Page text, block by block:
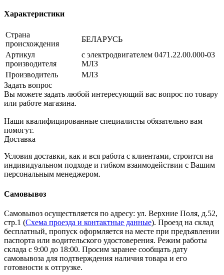
Характеристики
Страна
происхождения
БЕЛАРУСЬ
Артикул
производителя
с электродвигателем 0471.22.00.000-03
МЛЗ
Производитель
МЛЗ
Задать вопрос
Вы можете задать любой интересующий вас вопрос по товару
или работе магазина.
Наши квалифицированные специалисты обязательно вам
помогут.
Доставка
Условия доставки, как и вся работа с клиентами, строится на
индивидуальном подходе и гибком взаимодействии с Вашим
персональным менеджером.
Самовывоз
Самовывоз осуществляется по адресу: ул. Верхние Поля, д.52,
стр.1 (Схема проезда и контактные данные). Проезд на склад
бесплатный, пропуск оформляется на месте при предъявлении
паспорта или водительского удостоверения. Режим работы
склада с 9:00 до 18:00. Просим заранее сообщать дату
самовывоза для подтверждения наличия товара и его
готовности к отгрузке.